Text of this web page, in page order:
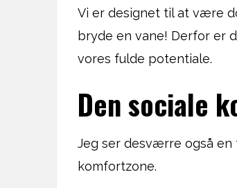
Vi er designet til at være
bryde en vane! Derfor er
vores fulde potentiale.
Den sociale
Jeg ser desværre også en
komfortzone.